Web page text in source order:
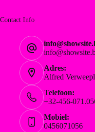
Contact Info
Adres:
Alfred
Telefoon:
+32-456-
Mobiel:
0456071056